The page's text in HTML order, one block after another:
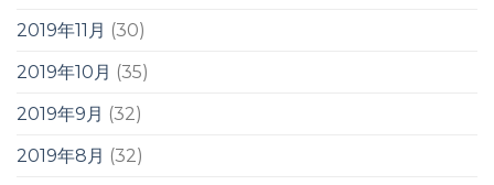
2019年11月 (30)
2019年10月 (35)
2019年9月 (32)
2019年8月 (32)